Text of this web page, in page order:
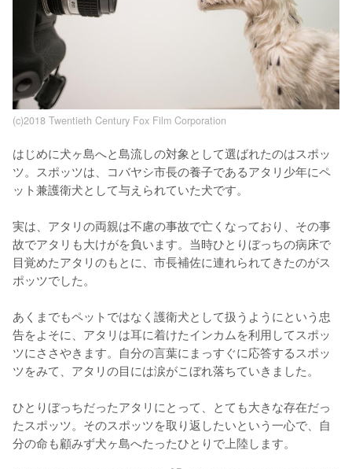
(c)2018 Twentieth Century Fox Film Corporation
はじめに犬ヶ島へと島流しの対象として選ばれたのはスポッ
ツ。スポッツは、コバヤシ市長の養子であるアタリ少年にペ
ット兼護衛犬として与えられていた犬です。
実は、アタリの両親は不慮の事故で亡くなっており、その事
故でアタリも大けがを負います。当時ひとりぼっちの病床で
目覚めたアタリのもとに、市長補佐に連れられてきたのがス
ポッツでした。
あくまでもペットではなく護衛犬として扱うようにという忠
告をよそに、アタリは耳に着けたインカムを利用してスポッ
ツにささやきます。自分の言葉にまっすぐに応答するスポッ
ツをみて、アタリの目には涙がこぼれ落ちていきました。
ひとりぼっちだったアタリにとって、とても大きな存在だっ
たスポッツ。そのスポッツを取り返したいという一心で、自
分の命も顧みず犬ヶ島へたったひとりで上陸します。